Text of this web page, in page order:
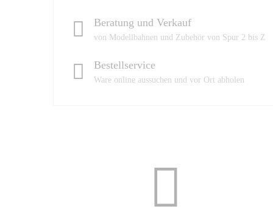
Beratung und Verkauf
von Modellbahnen und Zubehör von Spur 2 bis Z
Bestellservice
Ware online aussuchen und vor Ort abholen